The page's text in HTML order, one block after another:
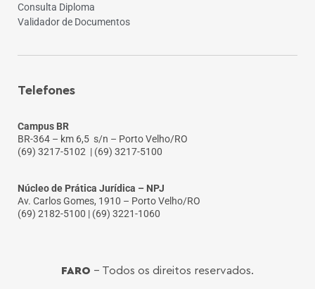
Consulta Diploma
Validador de Documentos
Telefones
Campus BR
BR-364 – km 6,5 s/n – Porto Velho/RO
(69) 3217-5102 | (69) 3217-5100
Núcleo de Prática Jurídica – NPJ
Av. Carlos Gomes, 1910 – Porto Velho/RO
(69) 2182-5100 | (69) 3221-1060
FARO - Todos os direitos reservados.